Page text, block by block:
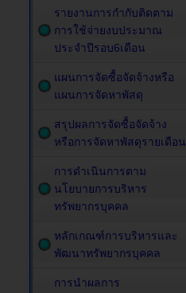
รายงานการกำกับติดตาม
การใช้จ่ายงบประมาณ
ประจำปีรอบ6เดือน
แผนการจัดซื้อจัดจ้างหรือ
แผนการจัดหาพัสดุ
สรุปผลการจัดซื้อจัดจ้าง
หรือการจัดหาพัสดุรายเดือน
การดำเนินการตาม
นโยบายการบริหาร
ทรัพยากรบุคคล
หลักเกณฑ์การบริหารและ
พัฒนาทรัพยากรบุคคล
การนำผลการ